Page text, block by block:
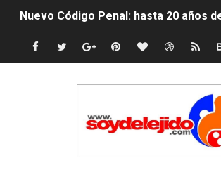
Nuevo Código Penal: hasta 20 años
La nube sahariana número 14 se ha
Indomet pronostica temperaturas
JAPY VERDEI MISS MICHELL ROSARIO